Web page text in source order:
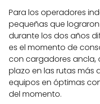
Para los operadores
pequeñas que
durante los dos años
es el momento de
con cargadores ancla,
plazo en las rutas más
equipos en óptimas
del momento.